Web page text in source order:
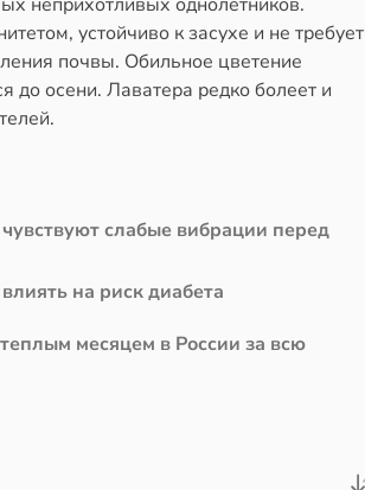
неприхотливых однолетников.
устойчиво к засухе и не требует
почвы. Обильное цветение
до осени. Лаватера редко болеет и
слабые вибрации перед
на риск диабета
месяцем в России за всю